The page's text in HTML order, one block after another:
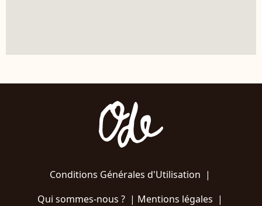
Conditions Générales d'Utilisation |
Qui sommes-nous ?| Mentions légales |